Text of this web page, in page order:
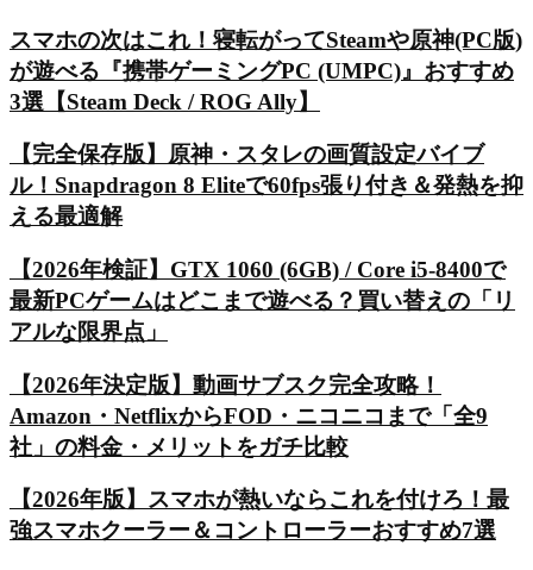
スマホの次はこれ！寝転がってSteamや原神(PC版)
が遊べる『携帯ゲーミングPC (UMPC)』おすすめ
3選【Steam Deck / ROG Ally】
【完全保存版】原神・スタレの画質設定バイブ
ル！Snapdragon 8 Eliteで60fps張り付き＆発熱を抑
える最適解
【2026年検証】GTX 1060 (6GB) / Core i5-8400で
最新PCゲームはどこまで遊べる？買い替えの「リ
アルな限界点」
【2026年決定版】動画サブスク完全攻略！
Amazon・NetflixからFOD・ニコニコまで「全9
社」の料金・メリットをガチ比較
【2026年版】スマホが熱いならこれを付けろ！最
強スマホクーラー＆コントローラーおすすめ7選